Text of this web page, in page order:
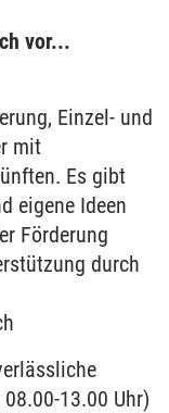
vor...
Einzel- und
mit
Es gibt
eigene Ideen
Förderung
durch
13.00 Uhr)